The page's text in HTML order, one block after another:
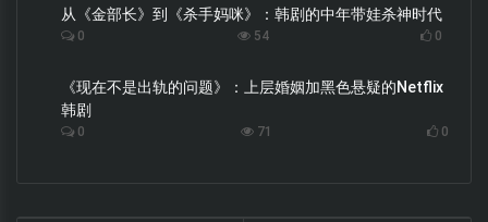
从《金部长》到《杀手妈咪》：韩剧的中年带娃杀神时代
0 54 0
《现在不是出轨的问题》：上层婚姻加黑色悬疑的Netflix
韩剧
0 71 0